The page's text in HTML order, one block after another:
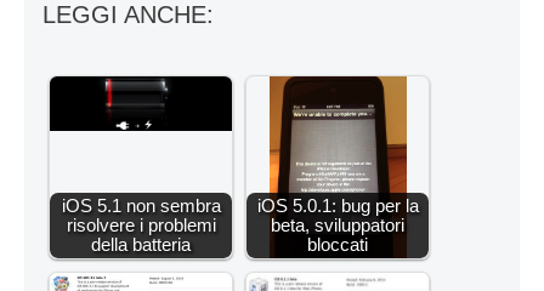
LEGGI ANCHE:
iOS 5.1 non sembra
risolvere i problemi
della batteria
iOS 5.0.1: bug per la
beta, sviluppatori
bloccati